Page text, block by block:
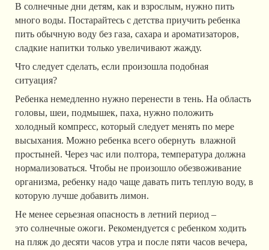
В солнечные дни детям, как и взрослым, нужно пить
много воды. Постарайтесь с детства приучить ребенка
пить обычную воду без газа, сахара и ароматизаторов,
сладкие напитки только увеличивают жажду.
Что следует сделать, если произошла подобная
ситуация?
Ребенка немедленно нужно перенести в тень. На область
головы, шеи, подмышек, паха, нужно положить
холодный компресс, который следует менять по мере
высыхания. Можно ребенка всего обернуть влажной
простыней. Через час или полтора, температура должна
нормализоваться. Чтобы не произошло обезвоживание
организма, ребенку надо чаще давать пить теплую воду, в
которую лучше добавить лимон.
Не менее серьезная опасность в летний период –
это солнечные ожоги. Рекомендуется с ребенком ходить
на пляж до десяти часов утра и после пяти часов вечера,